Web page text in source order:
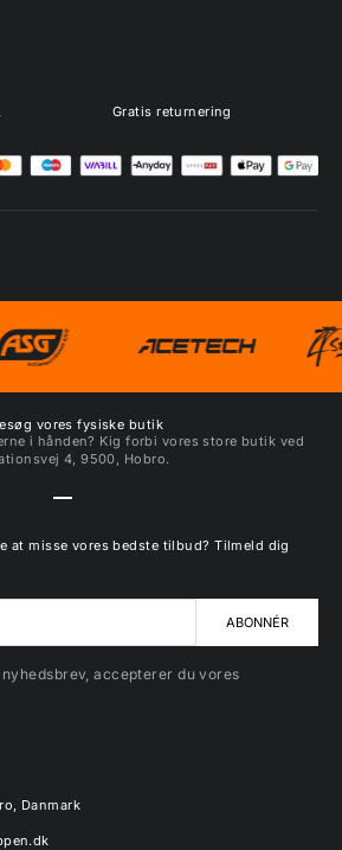
Gratis returnering
vores fysiske butik
i hånden? Kig forbi vores store butik ved
4, 9500, Hobro.
Gå til element 1
at misse vores bedste tilbud? Tilmeld dig
ABONNÉR
accepterer du vores
Danmark